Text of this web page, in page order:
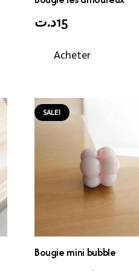
15د.ت
Acheter
SALE!
Bougie mini bubble